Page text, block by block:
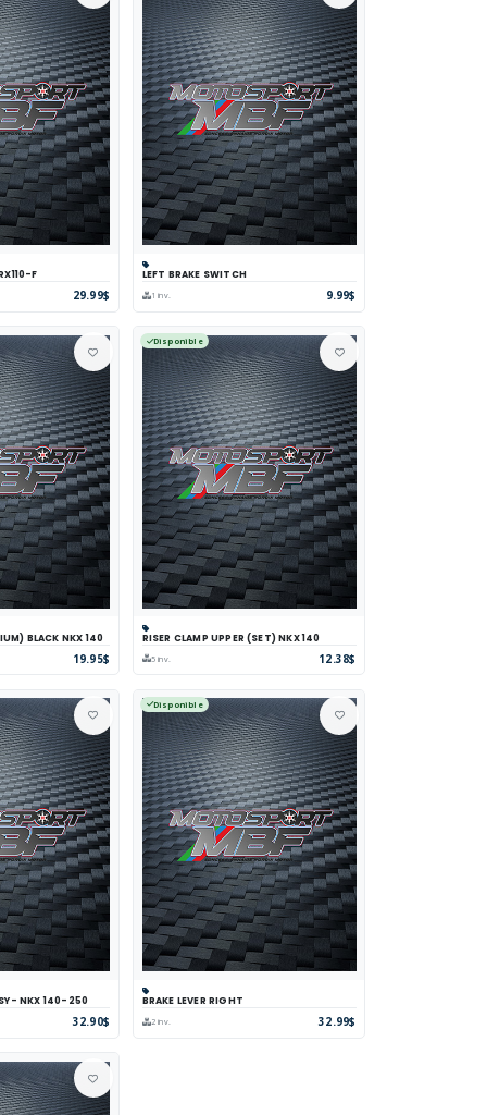
F
29.99$
Panier Comparer
LEFT BRAKE SWITCH
1 inv. 9.99$
Voir
BLACK NKX 140
19.95$
Disponible
Panier Comparer Voir
RISER CLAMP UPPER (SET) NKX 140
5 inv. 12.38$
Voir
NKX 140-250
32.90$
Disponible
Panier Comparer
BRAKE LEVER RIGHT
2 inv. 32.99$